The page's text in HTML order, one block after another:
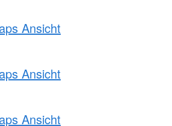
Ansicht
Ansicht
Ansicht